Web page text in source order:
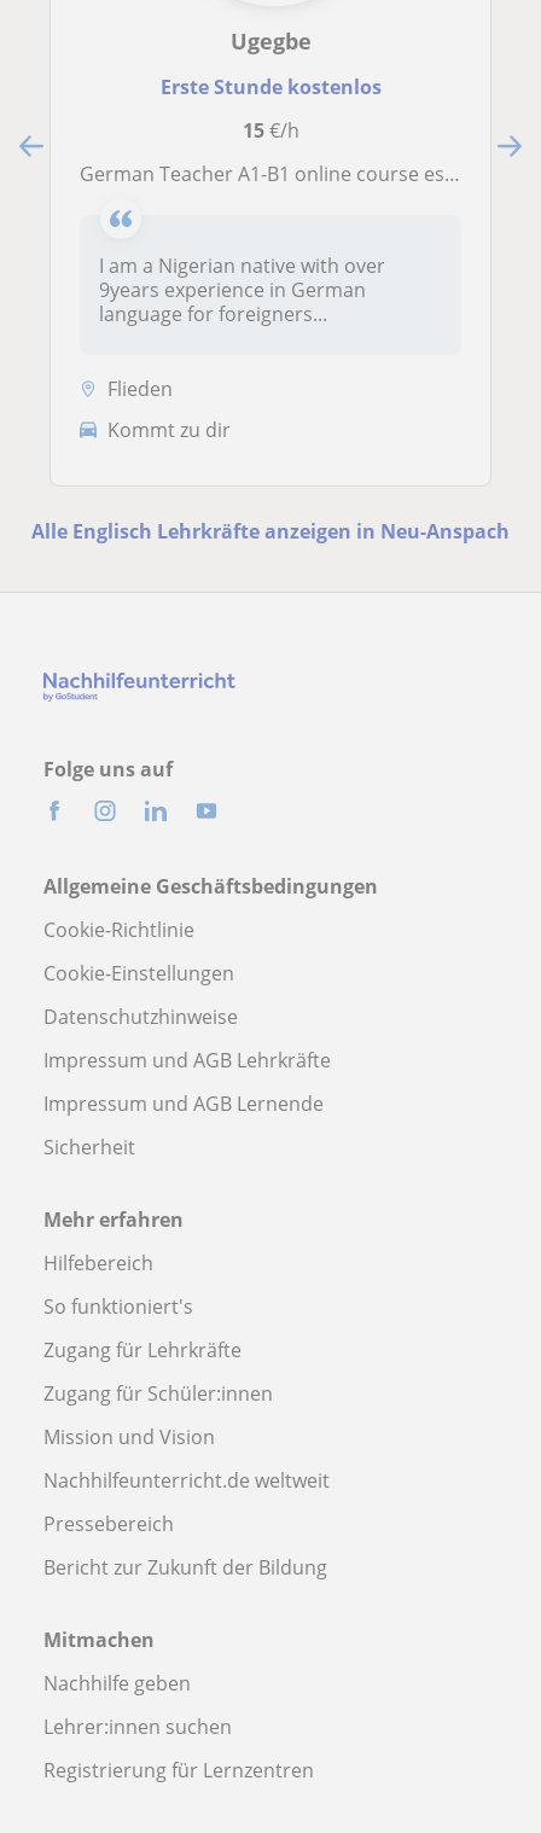
Ugegbe
Erste Stunde kostenlos
15€/h
German Teacher A1-B1 online course especially for English Speakers
I am a Nigerian native with over
9years experience in German
language for foreigners...
Flieden
Kommt zu dir
Alle Englisch Lehrkräfte anzeigen in Neu-Anspach
Folge uns auf
Allgemeine Geschäftsbedingungen
Cookie-Richtlinie
Cookie-Einstellungen
Datenschutzhinweise
Impressum und AGB Lehrkräfte
Impressum und AGB Lernende
Sicherheit
Mehr erfahren
Hilfebereich
So funktioniert's
Zugang für Lehrkräfte
Zugang für Schüler:innen
Mission und Vision
Nachhilfeunterricht.de weltweit
Pressebereich
Bericht zur Zukunft der Bildung
Mitmachen
Nachhilfe geben
Lehrer:innen suchen
Registrierung für Lernzentren